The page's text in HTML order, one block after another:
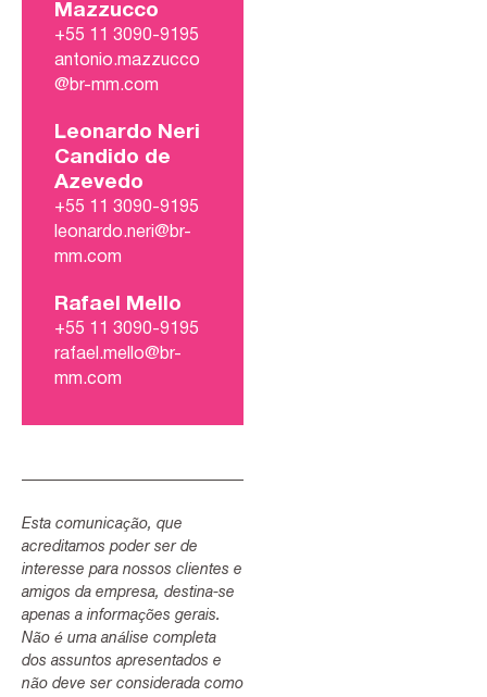
Mazzucco
+55 11 3090-9195
antonio.mazzucco
@br-mm.com
Leonardo Neri
Candido de
Azevedo
+55 11 3090-9195
leonardo.neri@br-
mm.com
Rafael Mello
+55 11 3090-9195
rafael.mello@br-
mm.com
Esta comunicação, que
acreditamos poder ser de
interesse para nossos clientes e
amigos da empresa, destina-se
apenas a informações gerais.
Não é uma análise completa
dos assuntos apresentados e
não deve ser considerada como